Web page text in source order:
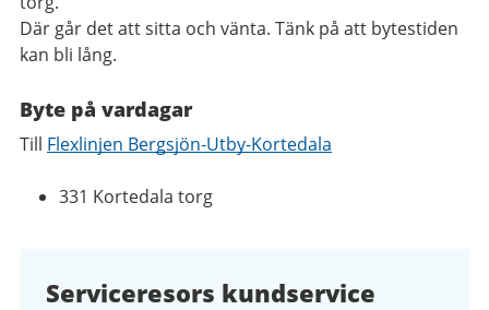
Där går det att sitta och vänta. Tänk på att bytestiden
kan bli lång.
Byte på vardagar
Till Flexlinjen Bergsjön-Utby-Kortedala
331 Kortedala torg
Serviceresors kundservice